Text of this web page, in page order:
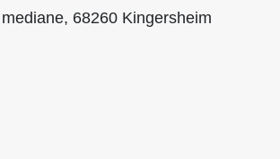
68260 Kingersheim